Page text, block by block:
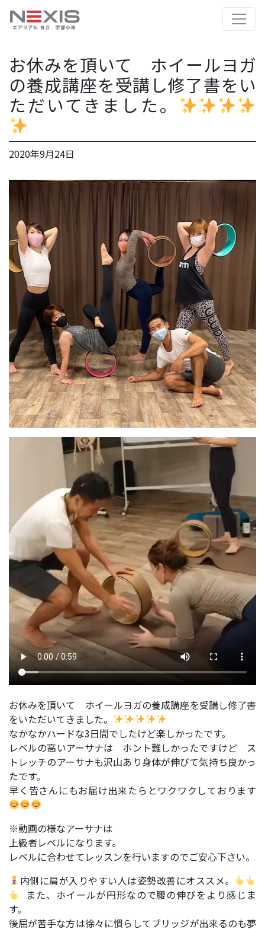
お休みを頂いて ホイールヨガ
の養成講座を受講し修了書をい
ただいてきました。
2020年9月24日
お休みを頂いて ホイールヨガの養成講座を受講し修了書
をいただいてきました。
なかなかハードな3日間でしたけど楽しかったです。
レベルの高いアーサナは ホント難しかったですけど ス
トレッチのアーサナも沢山あり身体が伸びて気持ち良かっ
たです。
早く皆さんにもお届け出来たらとワクワクしております
※動画の様なアーサナは
上級者レベルになります。
レベルに合わせてレッスンを行いますのでご安心下さい。
内側に肩が入りやすい人は姿勢改善にオススメ。
また、ホイールが円形なので腰の伸びをより感じま
す。
後屈が苦手な方は徐々に慣らしてブリッジが出来るのも夢